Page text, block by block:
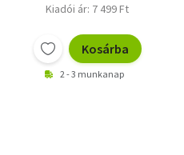
Kiadói ár: 7 499 Ft
Kosárba
2 - 3 munkanap